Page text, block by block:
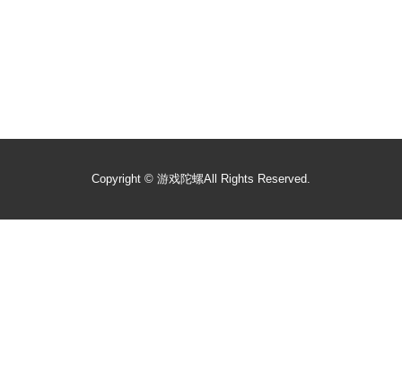
Copyright © 游戏陀螺All Rights Reserved.